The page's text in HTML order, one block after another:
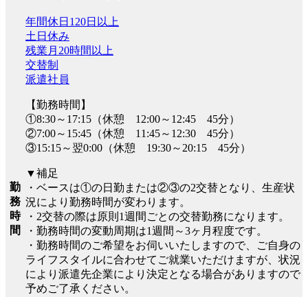
勤
務
時
間
年間休日120日以上
土日休み
残業月20時間以上
交替制
派遣社員
【勤務時間】
①8:30～17:15（休憩 12:00～12:45 45分）
②7:00～15:45（休憩 11:45～12:30 45分）
③15:15～翌0:00（休憩 19:30～20:15 45分）
▼補足
・ベースは①の日勤または②③の2交替となり、生産状
況により勤務時間が変わります。
・2交替の際は原則1週間ごとの交替勤務になります。
・勤務時間の変動周期は1週間～3ヶ月程度です。
・勤務時間のご希望をお伺いいたしますので、ご自身の
ライフスタイルに合わせてご就業いただけますが、状況
により派遣先企業により決定となる場合がありますので
予めご了承ください。